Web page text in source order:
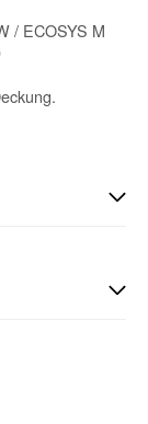
/ ECOSYS M